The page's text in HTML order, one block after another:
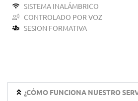
SISTEMA INALÁMBRICO
CONTROLADO POR VOZ
SESION FORMATIVA
¿CÓMO FUNCIONA NUESTRO